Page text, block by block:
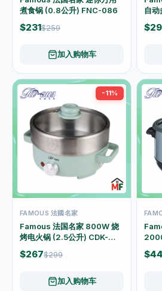
煮食锅 (0.8公升) FNC-086
$231$259
加入购物车
自
-11%
FAMOUS 法國名家
Famous 法国名家 800W 烧
烤电火锅 (2.5公升) CDK-
80C
$267$299
加入购物车
公